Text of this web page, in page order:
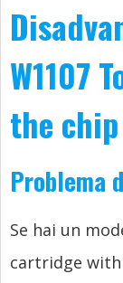
W1107
the chip
Problema
Se hai un
cartridge